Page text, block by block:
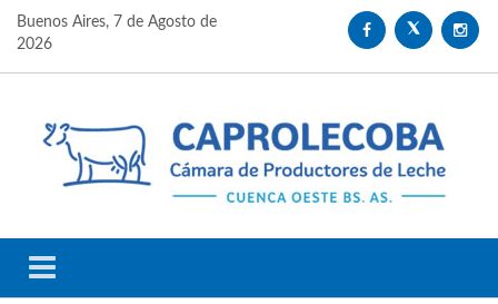
Buenos Aires, 7 de Agosto de
2026